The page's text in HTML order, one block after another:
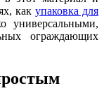
какупаковка для
универсальными,
ограждающих